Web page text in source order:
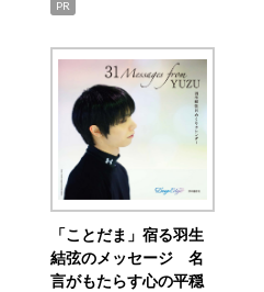
PR
「ことだま」宿る羽生
結弦のメッセージ 名
言がもたらす心の平穏